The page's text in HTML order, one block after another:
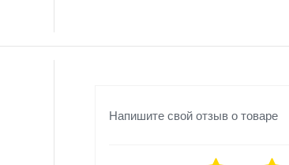
Напишите свой отзыв о товаре